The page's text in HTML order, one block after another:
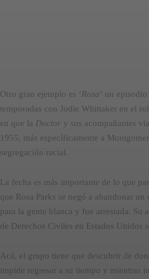
Otro gran ejemplo es ‘ Rosa‘ un
temporadas con Jodie Whittaker en el
en que la Doctor y sus acompañantes
1955, más específicamente a
segregación racial.
La fecha es más importante de lo que
que Rosa Parks se negó a abandonar un
para la gente blanca y fue arrestada.
de Derechos Civiles en Estados Unidos
Acá, el grupo tiene que descubrir de
impide regresar a su tiempo y mientras